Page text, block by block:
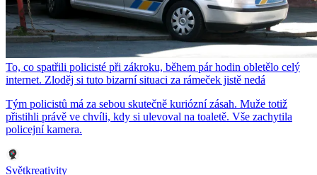
To, co spatřili policisté při zákroku, během pár hodin obletělo celý
internet. Zloděj si tuto bizarní situaci za rámeček jistě nedá
Tým policistů má za sebou skutečně kuriózní zásah. Muže totiž
přistihli právě ve chvíli, kdy si ulevoval na toaletě. Vše zachytila
policejní kamera.
Světkreativity